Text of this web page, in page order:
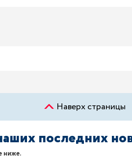
Наверх страницы
последних
ниже.